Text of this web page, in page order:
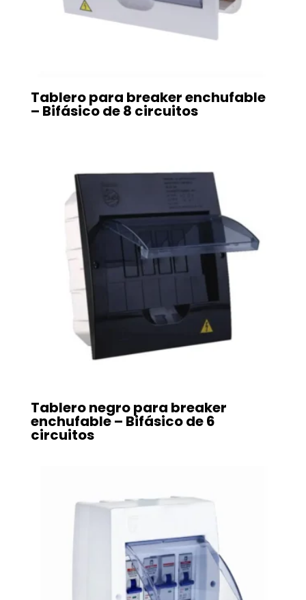
Tablero para breaker enchufable
– Bifásico de 8 circuitos
Tablero negro para breaker
enchufable – Bifásico de 6
circuitos